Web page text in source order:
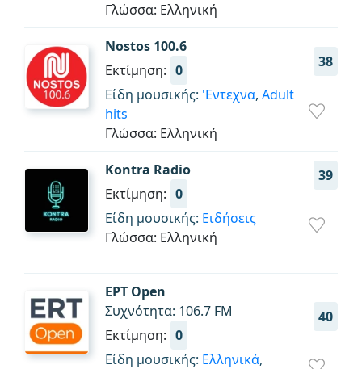
Γλώσσα: Ελληνική
Nostos 100.6
38
Εκτίμηση: 0
Είδη μουσικής: 'Εντεχνα, Adult
hits
Γλώσσα: Ελληνική
Kontra Radio
39
Εκτίμηση: 0
Είδη μουσικής: Ειδήσεις
Γλώσσα: Ελληνική
ΕΡΤ Open
40
Συχνότητα: 106.7 FM
Εκτίμηση: 0
Είδη μουσικής: Ελληνικά,